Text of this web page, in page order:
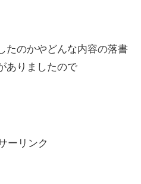
たのかやどんな内容の落書
ありましたので
ーリンク